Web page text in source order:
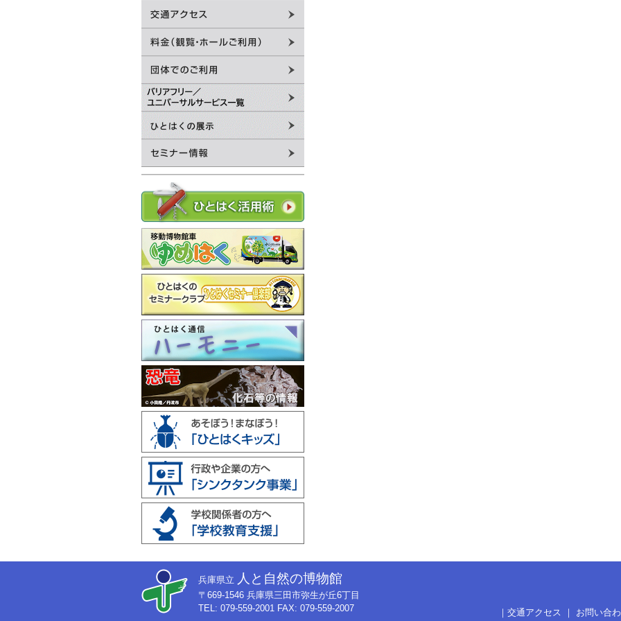
兵庫県立 人と自然の博物館
〒669-1546 兵庫県三田市弥生が丘6丁目
TEL: 079-559-2001 FAX: 079-559-2007
｜ 交通アクセス ｜ お問い合